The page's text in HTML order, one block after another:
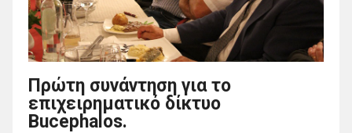
Πρώτη συνάντηση για το
επιχειρηματικό δίκτυο
Bucephalos.